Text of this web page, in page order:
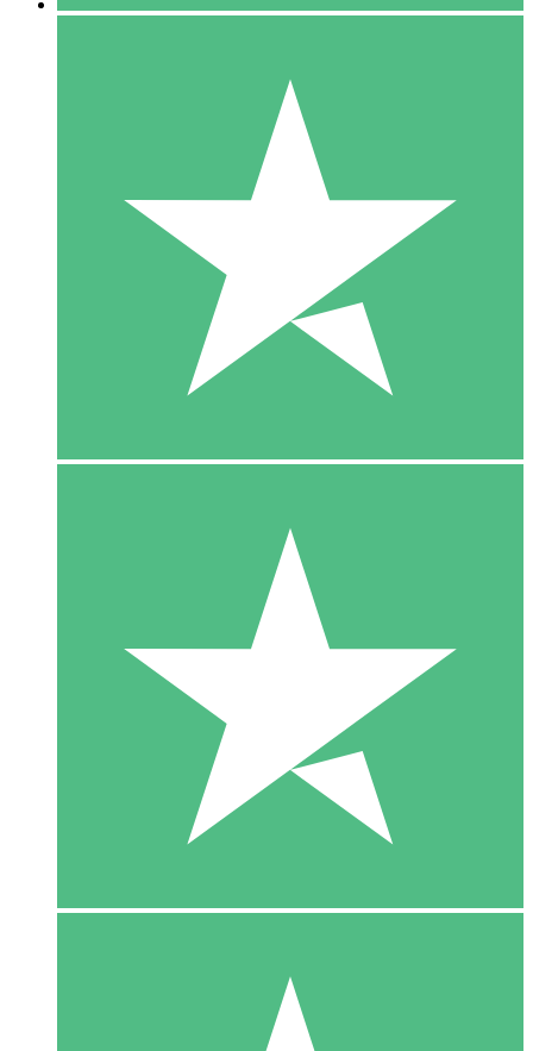
US$1500
10 Download
20